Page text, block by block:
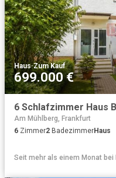
Haus·Zum Kauf
699.000 €
Am Mühlberg, Frankfurt
6 Zimmer2 BadezimmerHaus
Seit mehr als einem Monat bei